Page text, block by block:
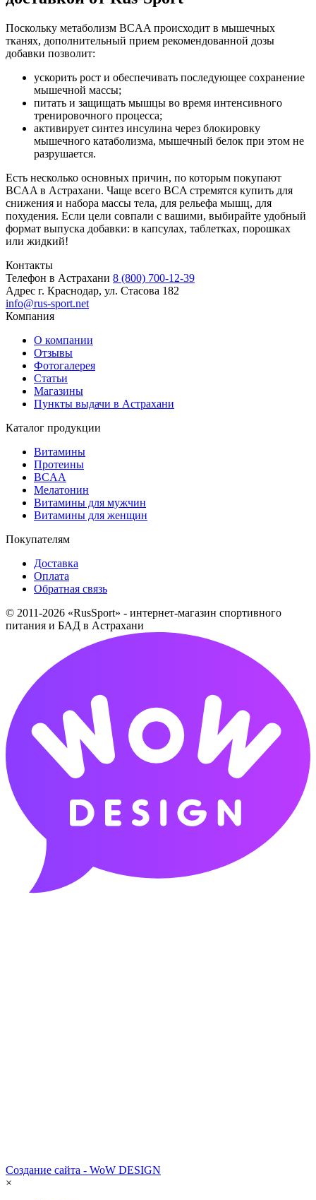
Поскольку метаболизм BCAA происходит в мышечных
тканях, дополнительный прием рекомендованной дозы
добавки позволит:
ускорить рост и обеспечивать последующее сохранение
мышечной массы;
питать и защищать мышцы во время интенсивного
тренировочного процесса;
активирует синтез инсулина через блокировку
мышечного катаболизма, мышечный белок при этом не
разрушается.
Есть несколько основных причин, по которым покупают
BCAA в Астрахани. Чаще всего BCA стремятся купить для
снижения и набора массы тела, для рельефа мышц, для
похудения. Если цели совпали с вашими, выбирайте удобный
формат выпуска добавки: в капсулах, таблетках, порошках
или жидкий!
Контакты
Телефон в Астрахани 8 (800) 700-12-39
Адрес г. Краснодар, ул. Стасова 182
info@rus-sport.net
Компания
О компании
Отзывы
Фотогалерея
Статьи
Магазины
Пункты выдачи в Астрахани
Каталог продукции
Витамины
Протеины
BCAA
Мелатонин
Витамины для мужчин
Витамины для женщин
Покупателям
Доставка
Оплата
Обратная связь
© 2011-2026 «RusSport» - интернет-магазин спортивного
питания и БАД в Астрахани
Создание сайта - WoW DESIGN
×